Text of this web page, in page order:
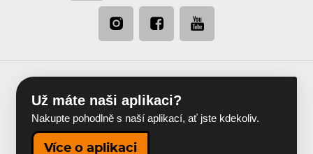
Už máte naši aplikaci?
Nakupte pohodlně s naší aplikací, ať jste kdekoliv.
Více o aplikaci